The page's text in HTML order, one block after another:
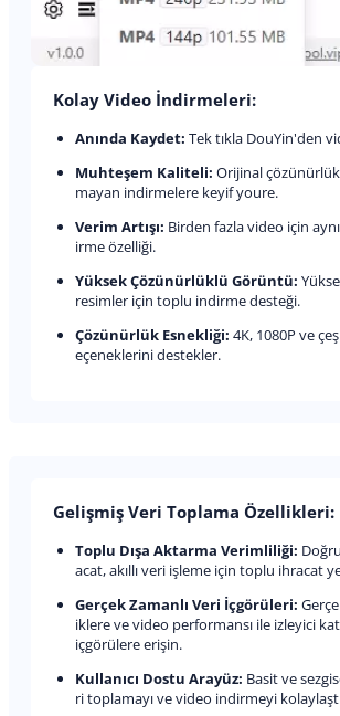
Kolay Video İndirmeleri:
Anında Kaydet: Tek tıkla DouYin'den
Muhteşem Kaliteli: Orijinal
mayan indirmelere keyif youre.
Verim Artışı: Birden fazla video için
irme özelliği.
Yüksek Çözünürlüklü Görüntü:
resimler için toplu indirme desteği.
Çözünürlük Esnekliği: 4K, 1080P ve
eçeneklerini destekler.
Gelişmiş Veri Toplama Özellikleri:
Toplu Dışa Aktarma Verimliliği:
acat, akıllı veri işleme için toplu ihracat
Gerçek Zamanlı Veri İçgörüleri:
iklere ve video performansı ile izleyici
içgörülere erişin.
Kullanıcı Dostu Arayüz: Basit ve
ri toplamayı ve video indirmeyi